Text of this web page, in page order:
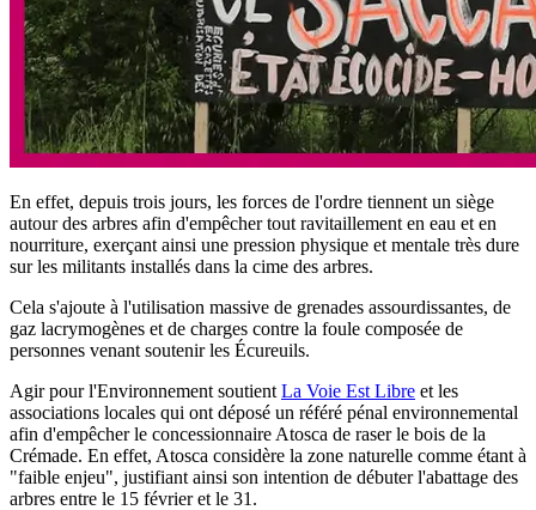
En effet, depuis trois jours, les forces de l'ordre tiennent un siège
autour des arbres afin d'empêcher tout ravitaillement en eau et en
nourriture, exerçant ainsi une pression physique et mentale très dure
sur les militants installés dans la cime des arbres.
Cela s'ajoute à l'utilisation massive de grenades assourdissantes, de
gaz lacrymogènes et de charges contre la foule composée de
personnes venant soutenir les Écureuils.
Agir pour l'Environnement soutient La Voie Est Libre et les
associations locales qui ont déposé un référé pénal environnemental
afin d'empêcher le concessionnaire Atosca de raser le bois de la
Crémade. En effet, Atosca considère la zone naturelle comme étant à
"faible enjeu", justifiant ainsi son intention de débuter l'abattage des
arbres entre le 15 février et le 31.